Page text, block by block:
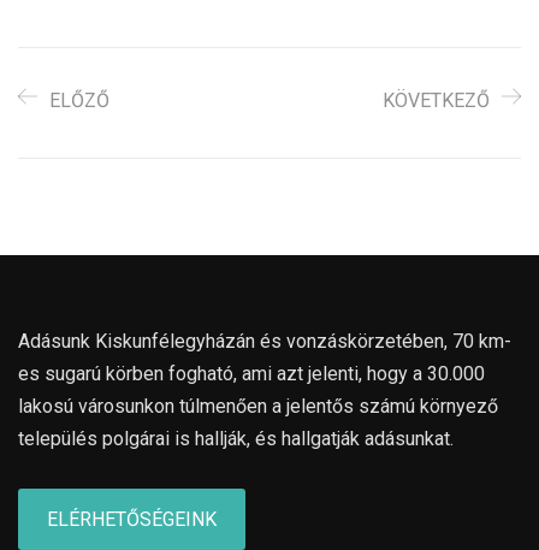
ELŐZŐ KÖVETKEZŐ
Adásunk Kiskunfélegyházán és vonzáskörzetében, 70 km-
es sugarú körben fogható, ami azt jelenti, hogy a 30.000
lakosú városunkon túlmenően a jelentős számú környező
település polgárai is hallják, és hallgatják adásunkat.
ELÉRHETŐSÉGEINK